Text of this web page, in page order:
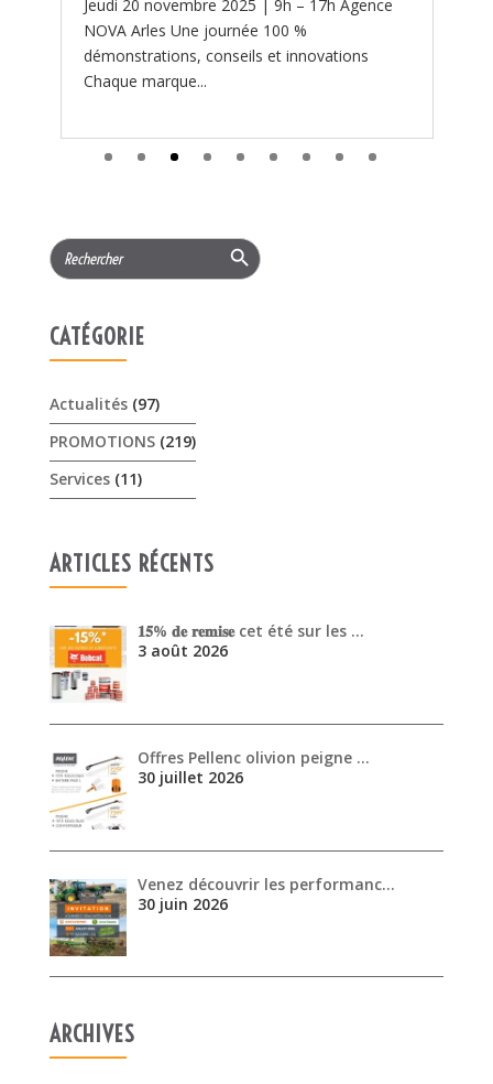
Search Search Button
CATÉGORIE
PROMOTIONS
𝟏𝟓% 𝐝𝐞 𝐫𝐞𝐦𝐢𝐬𝐞 cet été sur les …
3 août 2026
Offres Pellenc olivion peigne …
30 juin 2026
ARCHIVES
août 2026
juillet 2026
mai 2026